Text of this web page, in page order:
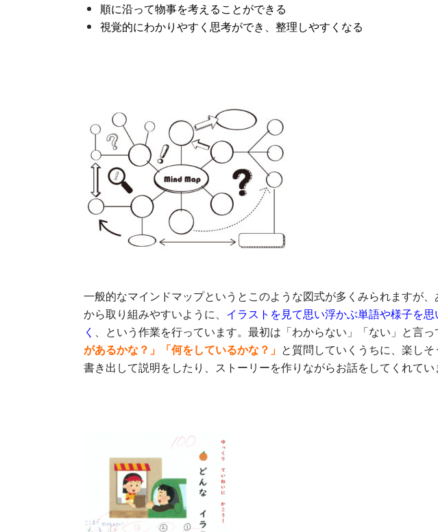
順に沿って物事を考えることができる
視覚的にわかりやすく思考ができ、整理しやすくなる
一般的なマインドマップというとこのような図式が多くみられますが
から取り組みやすいように、 イラストを見て思い浮かぶ単語や様子を
く 、という作業を行っています。最初は「わからない」「ない」と言っ
があるかな？」「何をしているかな？」 と質問していくうちに、楽し
書き出して説明をしたり、ストーリーを作りながらお話をしてくれてい